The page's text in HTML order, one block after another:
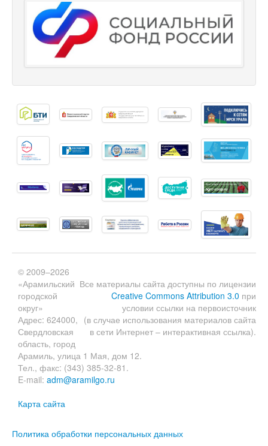
Все материалы сайта доступны по лицензии
Creative Commons Attribution 3.0 при
условии ссылки на первоисточник
(в случае использования материалов сайта
в сети Интернет – интерактивная ссылка).
© 2009–2026
«Арамильский
городской
округ»
Адрес: 624000,
Свердловская
область, город
Арамиль, улица 1 Мая, дом 12.
Тел., факс: (343) 385-32-81.
E-mail: adm@aramilgo.ru
Карта сайта
Политика обработки персональных данных